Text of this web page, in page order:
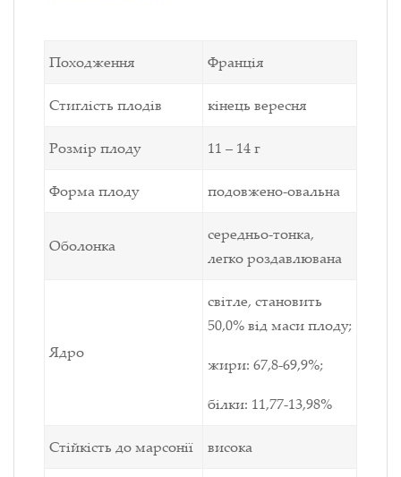
Походження Франція
Стиглість плодів кінець вересня
Розмір плоду 11 – 14 г
Форма плоду подовжено-овальна
Оболонка
середньо-тонка,
легко роздавлювана
Ядро
світле, становить
50,0% від маси плоду;
жири: 67,8-69,9%;
білки: 11,77-13,98%
Стійкість до марсонії висока